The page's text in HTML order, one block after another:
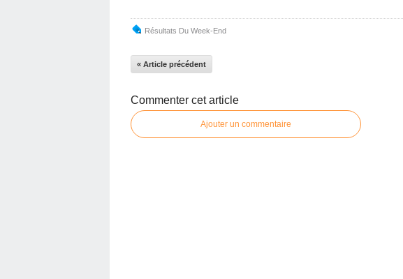
Résultats Du Week-End
« Article précédent
Commenter cet article
Ajouter un commentaire